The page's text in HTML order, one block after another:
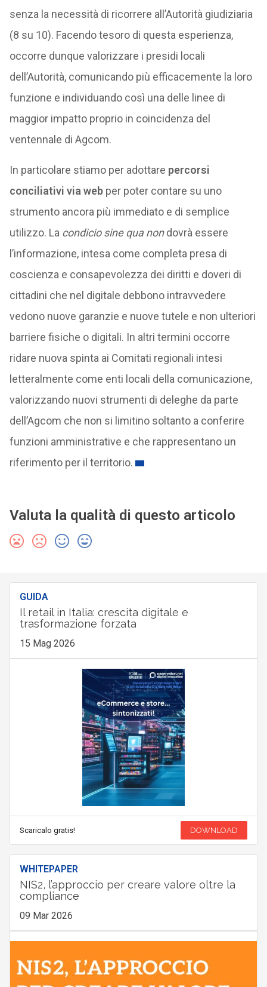
senza la necessità di ricorrere all’Autorità giudiziaria
(8 su 10). Facendo tesoro di questa esperienza,
occorre dunque valorizzare i presidi locali
dell’Autorità, comunicando più efficacemente la loro
funzione e individuando così una delle linee di
maggior impatto proprio in coincidenza del
ventennale di Agcom.
In particolare stiamo per adottare percorsi
conciliativi via web per poter contare su uno
strumento ancora più immediato e di semplice
utilizzo. La condicio sine qua nondovrà essere
l’informazione, intesa come completa presa di
coscienza e consapevolezza dei diritti e doveri di
cittadini che nel digitale debbono intravvedere
vedono nuove garanzie e nuove tutele e non ulteriori
barriere fisiche o digitali. In altri termini occorre
ridare nuova spinta ai Comitati regionali intesi
letteralmente come enti locali della comunicazione,
valorizzando nuovi strumenti di deleghe da parte
dell’Agcom che non si limitino soltanto a conferire
funzioni amministrative e che rappresentano un
riferimento per il territorio.
Valuta la qualità di questo articolo
GUIDA
Il retail in Italia: crescita digitale e
trasformazione forzata
15 Mag 2026
Scaricalo gratis! DOWNLOAD
WHITEPAPER
NIS2, l’approccio per creare valore oltre la
compliance
09 Mar 2026